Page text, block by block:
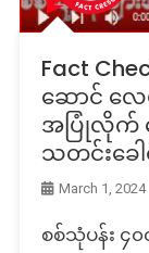
Fact
ဆောင် လ
အပြုံလိုက်
သတင်းခေ
March 1, 2024
စစ်သုံပန်း ၄